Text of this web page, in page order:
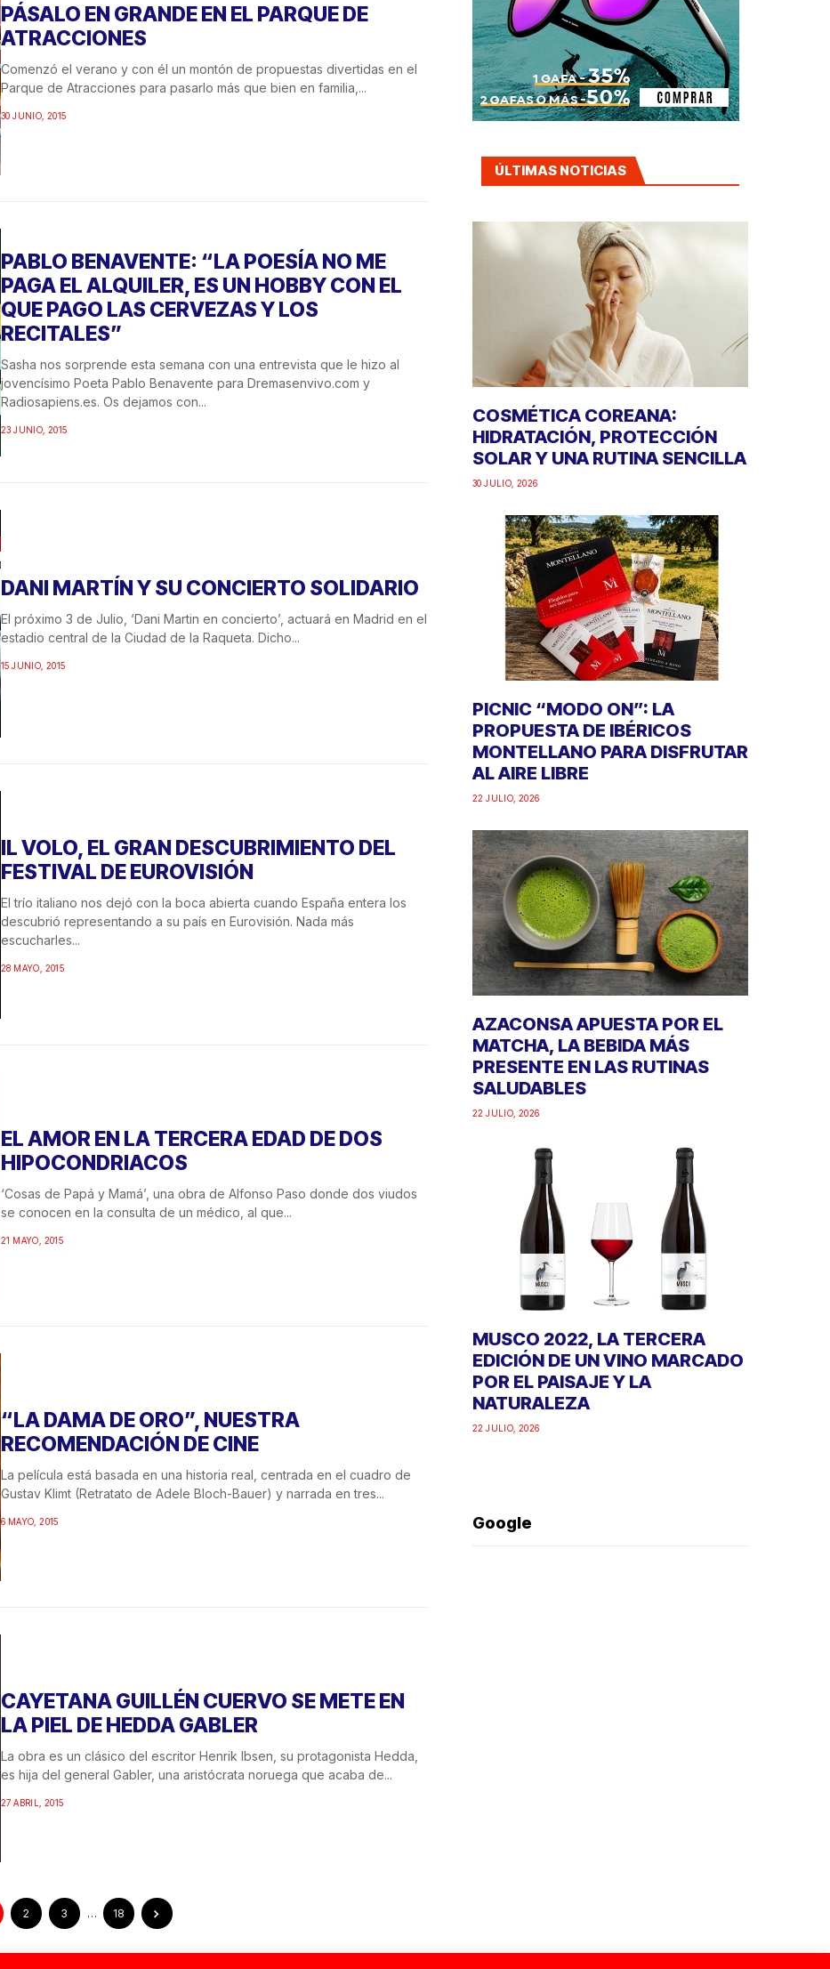
PÁSALO EN GRANDE EN EL PARQUE DE
ATRACCIONES
Comenzó el verano y con él un montón de propuestas divertidas en el
Parque de Atracciones para pasarlo más que bien en familia,...
30 JUNIO, 2015
PABLO BENAVENTE: “LA POESÍA NO ME
PAGA EL ALQUILER, ES UN HOBBY CON EL
QUE PAGO LAS CERVEZAS Y LOS
RECITALES”
Sasha nos sorprende esta semana con una entrevista que le hizo al
jovencísimo Poeta Pablo Benavente para Dremasenvivo.com y
Radiosapiens.es. Os dejamos con...
23 JUNIO, 2015
DANI MARTÍN Y SU CONCIERTO SOLIDARIO
El próximo 3 de Julio, ‘Dani Martin en concierto’, actuará en Madrid en el
estadio central de la Ciudad de la Raqueta. Dicho...
15 JUNIO, 2015
IL VOLO, EL GRAN DESCUBRIMIENTO DEL
FESTIVAL DE EUROVISIÓN
El trío italiano nos dejó con la boca abierta cuando España entera los
descubrió representando a su país en Eurovisión. Nada más
escucharles...
28 MAYO, 2015
EL AMOR EN LA TERCERA EDAD DE DOS
HIPOCONDRIACOS
‘Cosas de Papá y Mamá’, una obra de Alfonso Paso donde dos viudos
se conocen en la consulta de un médico, al que...
21 MAYO, 2015
“LA DAMA DE ORO”, NUESTRA
RECOMENDACIÓN DE CINE
La película está basada en una historia real, centrada en el cuadro de
Gustav Klimt (Retratato de Adele Bloch-Bauer) y narrada en tres...
6 MAYO, 2015
CAYETANA GUILLÉN CUERVO SE METE EN
LA PIEL DE HEDDA GABLER
La obra es un clásico del escritor Henrik Ibsen, su protagonista Hedda,
es hija del general Gabler, una aristócrata noruega que acaba de...
27 ABRIL, 2015
2 3 … 18
ÚLTIMAS NOTICIAS
COSMÉTICA COREANA:
HIDRATACIÓN, PROTECCIÓN
SOLAR Y UNA RUTINA SENCILLA
30 JULIO, 2026
PICNIC “MODO ON”: LA
PROPUESTA DE IBÉRICOS
MONTELLANO PARA DISFRUTAR
AL AIRE LIBRE
22 JULIO, 2026
AZACONSA APUESTA POR EL
MATCHA, LA BEBIDA MÁS
PRESENTE EN LAS RUTINAS
SALUDABLES
22 JULIO, 2026
MUSCO 2022, LA TERCERA
EDICIÓN DE UN VINO MARCADO
POR EL PAISAJE Y LA
NATURALEZA
22 JULIO, 2026
Google